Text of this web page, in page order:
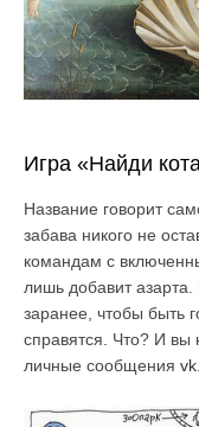
Игра «Найди
Название говорит
забава никого не
командам с
лишь добавит
заранее, чтобы быть
справятся. Что? И вы
личные сообщения